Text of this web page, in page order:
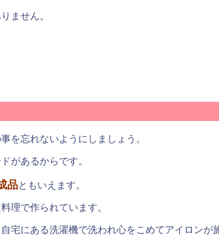
ません。
を忘れないようにしましょう。
があるからです。
品ともいえます。
理で作られています。
にある洗濯機で洗われ心をこめてアイロンが